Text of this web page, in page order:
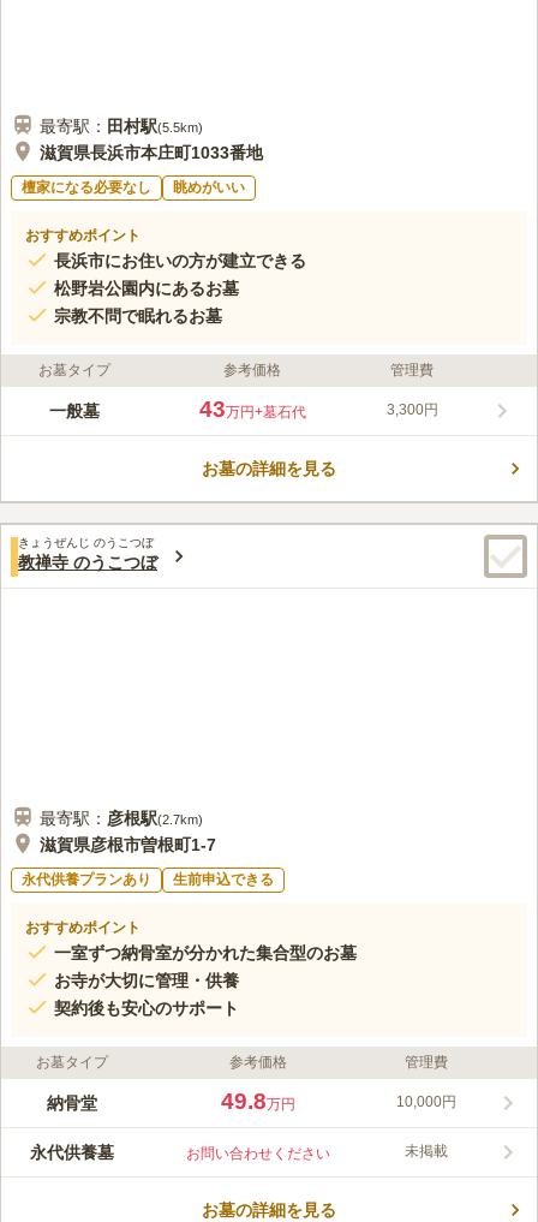
最寄駅： 田村駅(5.5km)
滋賀県長浜市本庄町1033番地
檀家になる必要なし 眺めがいい
おすすめポイント
長浜市にお住いの方が建立できる
松野岩公園内にあるお墓
宗教不問で眠れるお墓
お墓タイプ 参考価格 管理費
一般墓 43万円+墓石代 3,300円
お墓の詳細を見る
きょうぜんじ のうこつぼ
教禅寺 のうこつぼ
最寄駅： 彦根駅(2.7km)
滋賀県彦根市曽根町1-7
永代供養プランあり 生前申込できる
おすすめポイント
一室ずつ納骨室が分かれた集合型のお墓
お寺が大切に管理・供養
契約後も安心のサポート
お墓タイプ 参考価格 管理費
納骨堂 49.8万円 10,000円
永代供養墓 お問い合わせください 未掲載
お墓の詳細を見る